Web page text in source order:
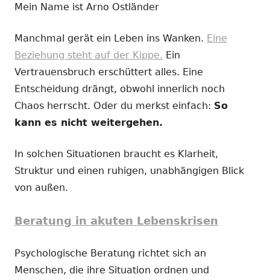
Mein Name ist Arno Ostländer
Manchmal gerät ein Leben ins Wanken. Eine
Beziehung steht auf der Kippe. Ein
Vertrauensbruch erschüttert alles. Eine
Entscheidung drängt, obwohl innerlich noch
Chaos herrscht. Oder du merkst einfach: So
kann es nicht weitergehen.
In solchen Situationen braucht es Klarheit,
Struktur und einen ruhigen, unabhängigen Blick
von außen.
Beratung in akuten Lebenskrisen
Psychologische Beratung richtet sich an
Menschen, die ihre Situation ordnen und